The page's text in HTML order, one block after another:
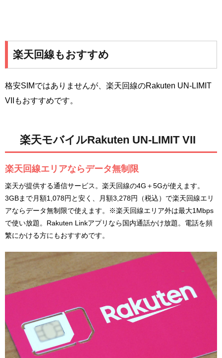
楽天回線もおすすめ
格安SIMではありませんが、楽天回線のRakuten UN-LIMIT
VIIもおすすめです。
楽天モバイルRakuten UN-LIMIT VII
楽天回線エリアならデータ無制限
楽天が提供する通信サービス。楽天回線の4G＋5Gが使えます。
3GBまで月額1,078円と安く、月額3,278円（税込）で楽天回線エリ
アならデータ無制限で使えます。※楽天回線エリア外は最大1Mbps
で使い放題。Rakuten Linkアプリなら国内通話かけ放題。電話を頻
繁にかける方にもおすすめです。